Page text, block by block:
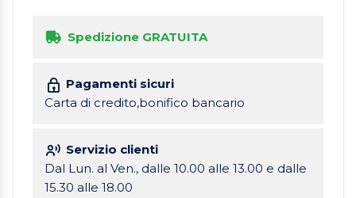
Spedizione GRATUITA
Pagamenti sicuri
Carta di credito,bonifico bancario
Servizio clienti
Dal Lun. al Ven., dalle 10.00 alle 13.00 e dalle
15.30 alle 18.00